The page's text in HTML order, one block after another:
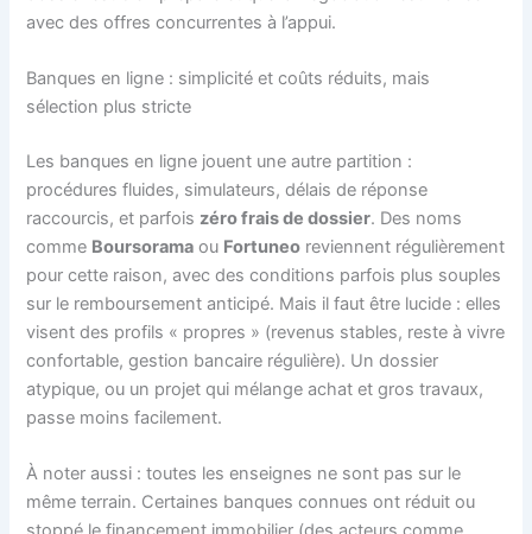
avec des offres concurrentes à l’appui.
Banques en ligne : simplicité et coûts réduits, mais
sélection plus stricte
Les banques en ligne jouent une autre partition :
procédures fluides, simulateurs, délais de réponse
raccourcis, et parfois zéro frais de dossier. Des noms
comme Boursorama ou Fortuneo reviennent régulièrement
pour cette raison, avec des conditions parfois plus souples
sur le remboursement anticipé. Mais il faut être lucide : elles
visent des profils « propres » (revenus stables, reste à vivre
confortable, gestion bancaire régulière). Un dossier
atypique, ou un projet qui mélange achat et gros travaux,
passe moins facilement.
À noter aussi : toutes les enseignes ne sont pas sur le
même terrain. Certaines banques connues ont réduit ou